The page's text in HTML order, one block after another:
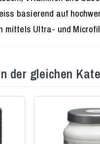
basierend auf
mittels Ultra- und
der gleichen